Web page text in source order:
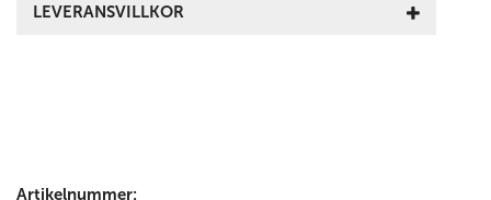
LEVERANSVILLKOR
Artikelnummer: